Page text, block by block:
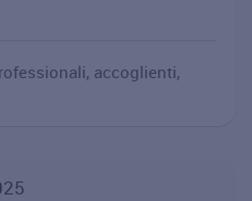
accoglienti,